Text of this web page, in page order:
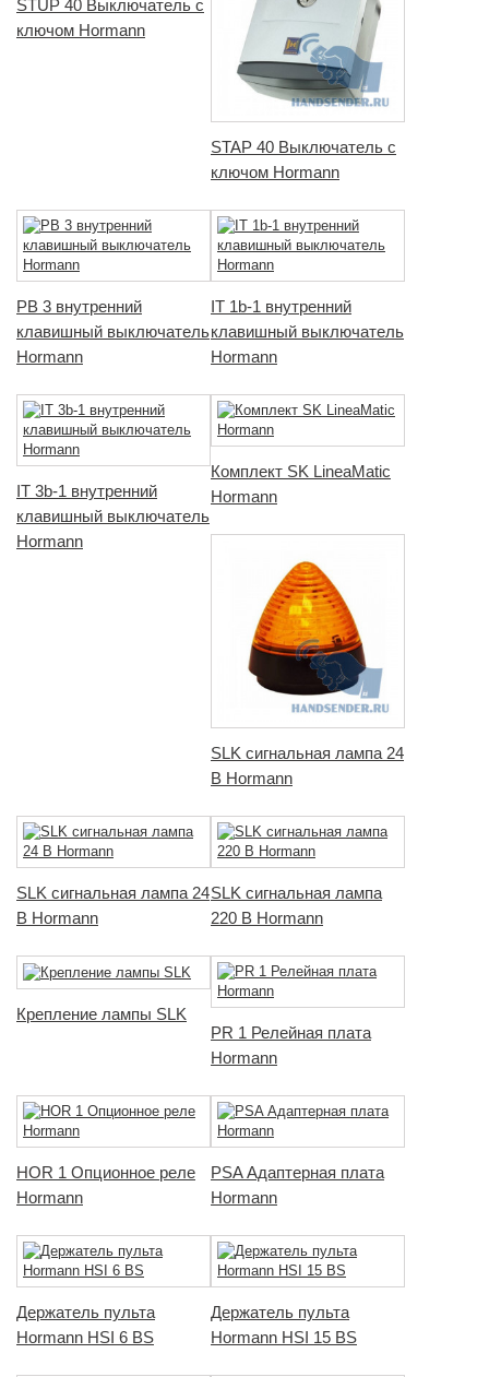
STUP 40 Выключатель с
ключом Hormann
STAP 40 Выключатель с
ключом Hormann
PB 3 внутренний
клавишный выключатель
Hormann
IT 1b-1 внутренний
клавишный выключатель
Hormann
IT 3b-1 внутренний
клавишный выключатель
Hormann
Комплект SK LineaMatic
Hormann
SLK сигнальная лампа 24
В Hormann
SLK сигнальная лампа 24
В Hormann
SLK сигнальная лампа
220 В Hormann
Крепление лампы SLK
PR 1 Релейная плата
Hormann
HOR 1 Опционное реле
Hormann
PSA Адаптерная плата
Hormann
Держатель пульта
Hormann HSI 6 BS
Держатель пульта
Hormann HSI 15 BS